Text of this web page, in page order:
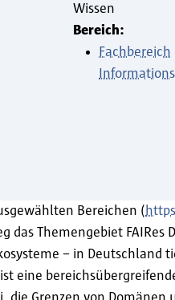
Wissen
Bereich:
Fachbereich
Bereichen (
das Themengebiet
– in Deutschland
eine